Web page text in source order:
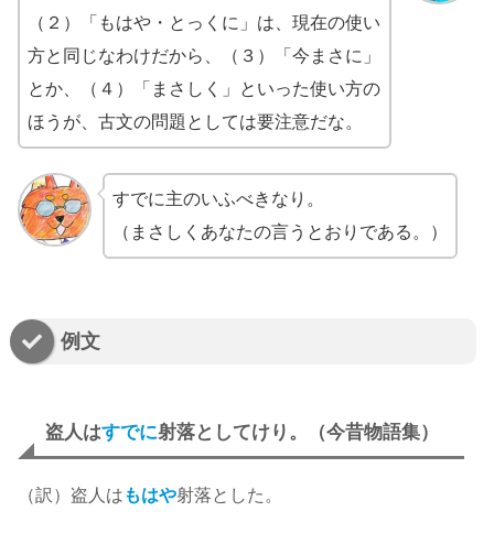
（２）「もはや・とっくに」は、現在の使い
方と同じなわけだから、（３）「今まさに」
とか、（４）「まさしく」といった使い方の
ほうが、古文の問題としては要注意だな。
すでに主のいふべきなり。
（まさしくあなたの言うとおりである。）
例文
盗人はすでに射落としてけり。（今昔物語集）
（訳）盗人は もはや射落とした。